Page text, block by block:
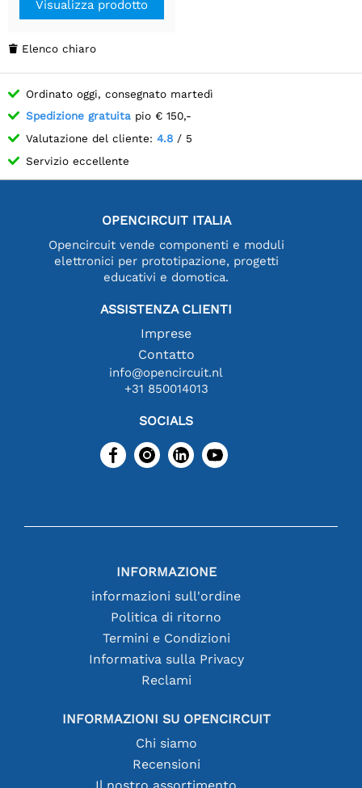
Visualizza prodotto
 Elenco chiaro
Ordinato oggi, consegnato martedì
Spedizione gratuita pio € 150,-
Valutazione del cliente: 4.8 / 5
Servizio eccellente
OPENCIRCUIT ITALIA
Opencircuit vende componenti e moduli
elettronici per prototipazione, progetti
educativi e domotica.
ASSISTENZA CLIENTI
Imprese
Contatto
info@opencircuit.nl
+31 850014013
SOCIALS
INFORMAZIONE
informazioni sull'ordine
Politica di ritorno
Termini e Condizioni
Informativa sulla Privacy
Reclami
INFORMAZIONI SU OPENCIRCUIT
Chi siamo
Recensioni
Il nostro assortimento